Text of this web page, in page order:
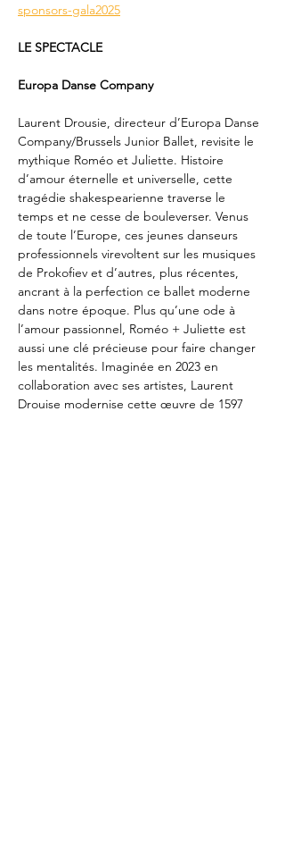
sponsors-gala2025
LE SPECTACLE
Europa Danse Company
Laurent Drousie, directeur d’Europa Danse
Company/Brussels Junior Ballet, revisite le
mythique Roméo et Juliette. Histoire
d’amour éternelle et universelle, cette
tragédie shakespearienne traverse le
temps et ne cesse de bouleverser. Venus
de toute l’Europe, ces jeunes danseurs
professionnels virevoltent sur les musiques
de Prokofiev et d’autres, plus récentes,
ancrant à la perfection ce ballet moderne
dans notre époque. Plus qu’une ode à
l’amour passionnel, Roméo + Juliette est
aussi une clé précieuse pour faire changer
les mentalités. Imaginée en 2023 en
collaboration avec ses artistes, Laurent
Drouise modernise cette œuvre de 1597